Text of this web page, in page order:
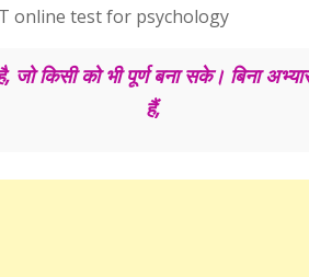
online test for psychology
है, जो किसी को भी पूर्ण बना सके।
हैं,